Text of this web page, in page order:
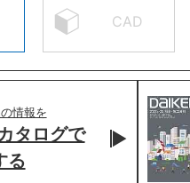
CAD
情報を
タログで
る